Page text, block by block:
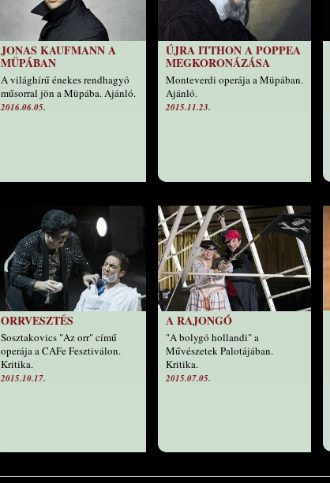
JONAS KAUFMANN A
MÜPÁBAN
A világhírű énekes rendhagyó
műsorral jön a Müpába. Ajánló.
2016.06.05.
ÚJRA ITTHON A POPPEA
MEGKORONÁZÁSA
Monteverdi operája a Müpában.
Ajánló.
2015.11.23.
ORRVESZTÉS
Sosztakovics "Az orr" című
operája a CAFe Fesztiválon.
Kritika.
2015.10.17.
A RAJONGÓ
"A bolygó hollandi" a
Művészetek Palotájában.
Kritika.
2015.07.05.